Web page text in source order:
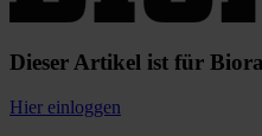
Dieser Artikel ist für
Hier einloggen